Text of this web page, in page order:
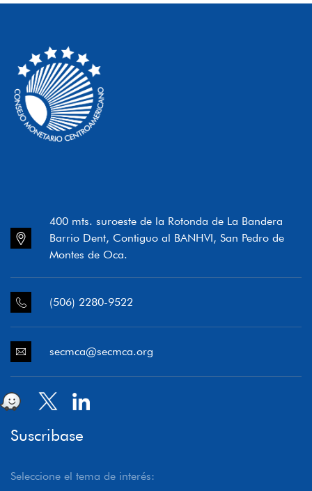
400 mts. suroeste de la Rotonda de La Bandera
Barrio Dent, Contiguo al BANHVI, San Pedro de
Montes de Oca.
(506) 2280-9522
secmca@secmca.org
Suscribase
Seleccione el tema de interés: